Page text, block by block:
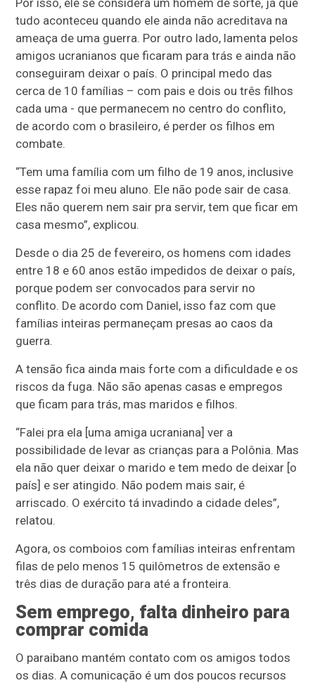
tudo aconteceu quando ele ainda não acreditava na
ameaça de uma guerra. Por outro lado, lamenta pelos
amigos ucranianos que ficaram para trás e ainda não
conseguiram deixar o país. O principal medo das
cerca de 10 famílias – com pais e dois ou três filhos
cada uma - que permanecem no centro do conflito,
de acordo com o brasileiro, é perder os filhos em
combate.
“Tem uma família com um filho de 19 anos, inclusive
esse rapaz foi meu aluno. Ele não pode sair de casa.
Eles não querem nem sair pra servir, tem que ficar em
casa mesmo”, explicou.
Desde o dia 25 de fevereiro, os homens com idades
entre 18 e 60 anos estão impedidos de deixar o país,
porque podem ser convocados para servir no
conflito. De acordo com Daniel, isso faz com que
famílias inteiras permaneçam presas ao caos da
guerra.
A tensão fica ainda mais forte com a dificuldade e os
riscos da fuga. Não são apenas casas e empregos
que ficam para trás, mas maridos e filhos.
“Falei pra ela [uma amiga ucraniana] ver a
possibilidade de levar as crianças para a Polônia. Mas
ela não quer deixar o marido e tem medo de deixar [o
país] e ser atingido. Não podem mais sair, é
arriscado. O exército tá invadindo a cidade deles”,
relatou.
Agora, os comboios com famílias inteiras enfrentam
filas de pelo menos 15 quilômetros de extensão e
três dias de duração para até a fronteira.
Sem emprego, falta dinheiro para
comprar comida
O paraibano mantém contato com os amigos todos
os dias. A comunicação é um dos poucos recursos